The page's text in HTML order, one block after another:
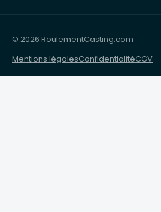
© 2026 RoulementCasting.com
Mentions légalesConfidentialitéCGV